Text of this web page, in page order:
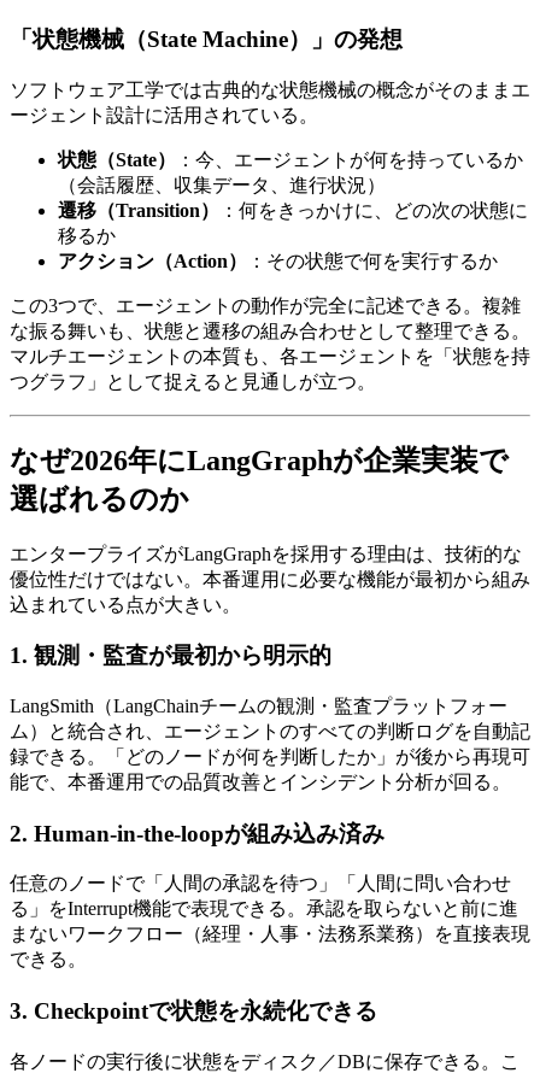
「状態機械​（State Machine）」の​​発想
ソフトウェア工学では​古典的な​状態機械の​概念が​そのまま​エ
ージェント設計に​活用されている。
状態（State）
：今、​エージェントが​何を​持っているか​
（会話履歴、​収集データ、​進行状況）
遷移（Transition）
：何を​きっかけに、​どの​次の​状態に​
移るか
アクション（Action）
：​その​状態で​何を​実行するか
この​3つで、​エージェントの​動作が​完全に​記述できる。​複雑
な​振る​舞いも、​状態と​遷移の​組み合わせと​して​整理できる。​
マルチエージェントの​本質も、​各エージェントを​「状態を​持
つグラフ」と​して​捉えると​見通しが​立つ。
なぜ2026年に​​LangGraphが​​企業実装で​​
選ばれるのか
エンタープライズが​LangGraphを​採用する​理由は、​技術的な​
優位性だけではない。​本番運用に​必要な​機能が​最初から​組み
込まれている​点が​大きい。
1. 観測・監査が​​最初から​​明示的
LangSmith​（LangChainチームの​観測・監査プラットフォー
ム）と​統合され、​エージェントの​すべての​判断ログを​自動記
録できる。​「どの​ノードが​何を​判断したか」が​後から​再現可
能で、​本番運用での​品質改善と​インシデント分析が​回る。
2. Human-in-the-loopが​​組み込み済み
任意の​ノードで​「人間の​承認を​待つ」​「人間に​問い合わせ
る」を​Interrupt機能で​表現できる。​承認を​取らないと​前に​進
まない​ワークフロー​（経理・人事・法務系業務）を​直接表現
できる。
3. Checkpointで​​状態を​​永続化できる
各ノードの​実行後に​状態を​ディスク／DBに​保存できる。​こ